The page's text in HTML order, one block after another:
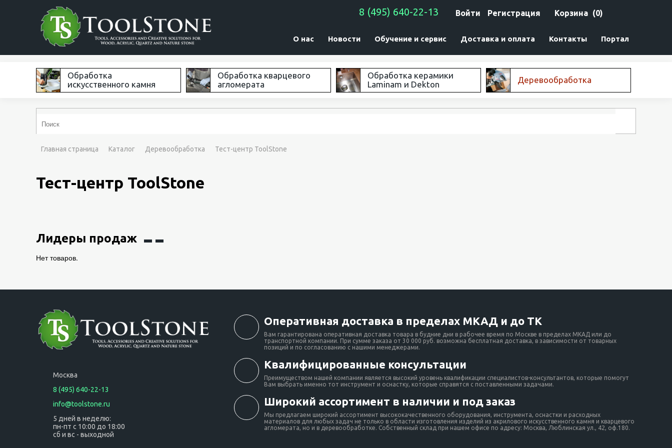
Войти Регистрация Корзина (0)
8 (495) 640-22-13
Портал
Контакты
Доставка и оплата
Обучение и сервис
Новости
О нас
Обработка
искусственного камня
Обработка кварцевого
агломерата
Обработка керамики
Laminam и Dekton
Деревообработка
Главная страница Каталог Деревообработка Тест-центр ToolStone
Тест-центр ToolStone
Лидеры продаж
Нет товаров.
Москва
8 (495) 640-22-13
info@toolstone.ru
5 дней в неделю:
пн-пт с 10:00 до 18:00
сб и вс - выходной
Оперативная доставка в пределах МКАД и до ТК
Вам гарантирована оперативная доставка товара в будние дни в рабочее время по Москве в пределах МКАД или до
транспортной компании. При сумме заказа от 30 000 руб. возможна бесплатная доставка, в зависимости от товарных
позиций и по согласованию с нашими менеджерами.
Квалифицированные консультации
Преимуществом нашей компании является высокий уровень квалификации специалистов-консультантов, которые помогут
Вам выбрать именно тот инструмент и оснастку, которые справятся с поставленными задачами.
Широкий ассортимент в наличии и под заказ
Мы предлагаем широкий ассортимент высококачественного оборудования, инструмента, оснастки и расходных
материалов для любых задач не только в области изготовления изделий из акрилового искусственного камня и кварцевого
агломерата, но и в деревообработке. Собственный склад при нашем офисе по адресу: Москва, Люблинская ул., 42, оф.180.